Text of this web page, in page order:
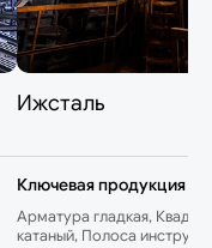
Ижсталь
Ключевая продукция
Арматура гладкая,
катаный, Полоса